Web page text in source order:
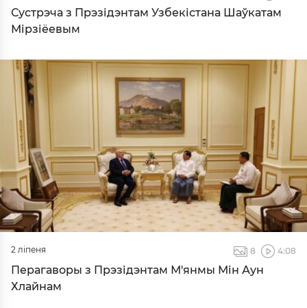
Сустрэча з Прэзідэнтам Узбекістана Шаўкатам
Мірзіёевым
2 ліпеня 8 4:08
Перагаворы з Прэзідэнтам М'янмы Мін Аун
Хлайнам